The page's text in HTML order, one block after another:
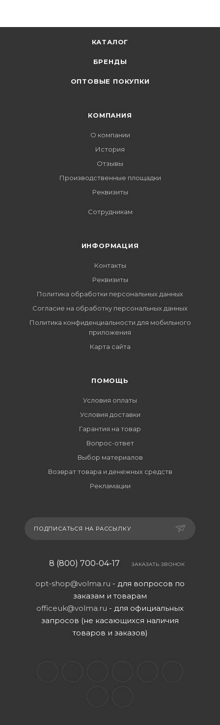
КАТАЛОГ
БРЕНДЫ
ОПТОВЫЕ ПОКУПКИ
КОМПАНИЯ
О компании
История
Отзывы
Производственные площадки
Реквизиты
Сотрудникам
ИНФОРМАЦИЯ
Контакты
Реквизиты
Политика обработки персональных данных
Согласие на обработку персональных данных
Политика конфиденциальности для мобильного
приложения
Карта сайта
ПОМОЩЬ
Условия оплаты
Условия доставки
Гарантия на товар
Вопрос-ответ
Выбор материалов
Возврат товара и денежных средств
Рекламации
ПОДПИСАТЬСЯ НА РАССЫЛКУ
8 (800) 700-04-17 ЗАКАЗАТЬ ЗВОНОК
opt-shop@volma.ru - для вопросов по
заказам и товарам
officeuk@volma.ru - для официальных
запросов (не касающихся наличия
товаров и заказов)